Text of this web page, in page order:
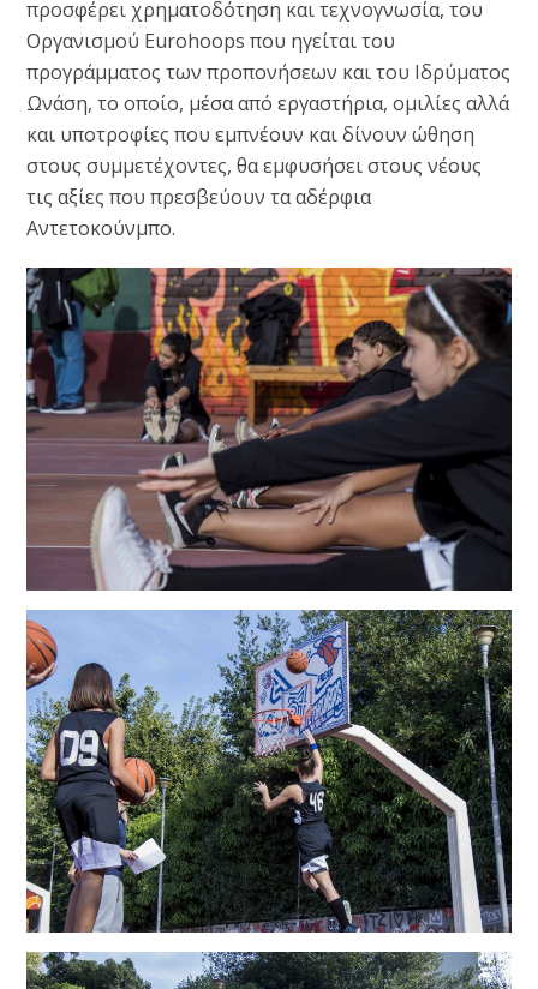
προσφέρει χρηματοδότηση και τεχνογνωσία, του
Οργανισμού Eurohoops που ηγείται του
προγράμματος των προπονήσεων και του Ιδρύματος
Ωνάση, το οποίο, μέσα από εργαστήρια, ομιλίες αλλά
και υποτροφίες που εμπνέουν και δίνουν ώθηση
στους συμμετέχοντες, θα εμφυσήσει στους νέους
τις αξίες που πρεσβεύουν τα αδέρφια
Αντετοκούνμπο.